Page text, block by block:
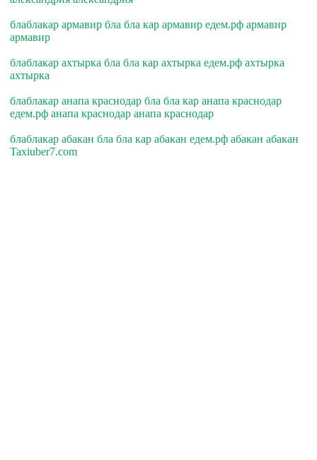
блаблакар армавир бла бла кар армавир едем.рф армавир
армавир
блаблакар ахтырка бла бла кар ахтырка едем.рф ахтырка
ахтырка
блаблакар анапа краснодар бла бла кар анапа краснодар
едем.рф анапа краснодар анапа краснодар
блаблакар абакан бла бла кар абакан едем.рф абакан абакан
Taxiuber7.com